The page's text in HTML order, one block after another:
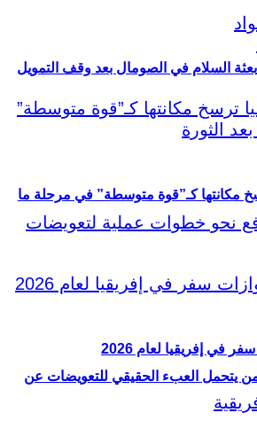
السلام في الصومال بعد وقف التمويل
يتحمل العبء الحقيقي للتعويضات عن
مكانتها كـ”قوة متوسطة” في مرحلة ما